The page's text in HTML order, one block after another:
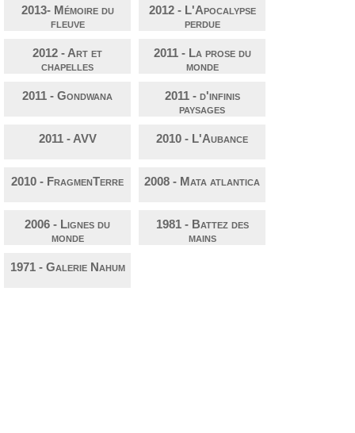
2013- Mémoire du
fleuve
2012 - L'Apocalypse
perdue
2012 - Art et
chapelles
2011 - La prose du
monde
2011 - Gondwana
2011 - d'infinis
paysages
2011 - AVV 2010 - L'Aubance
2010 - FragmenTerre 2008 - Mata atlantica
2006 - Lignes du
monde
1981 - Battez des
mains
1971 - Galerie Nahum